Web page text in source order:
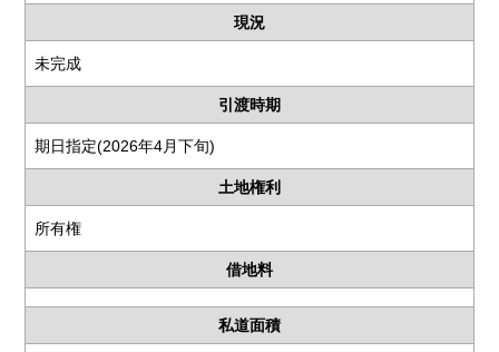
現況
未完成
引渡時期
期日指定(2026年4月下旬)
土地権利
所有権
借地料
私道面積